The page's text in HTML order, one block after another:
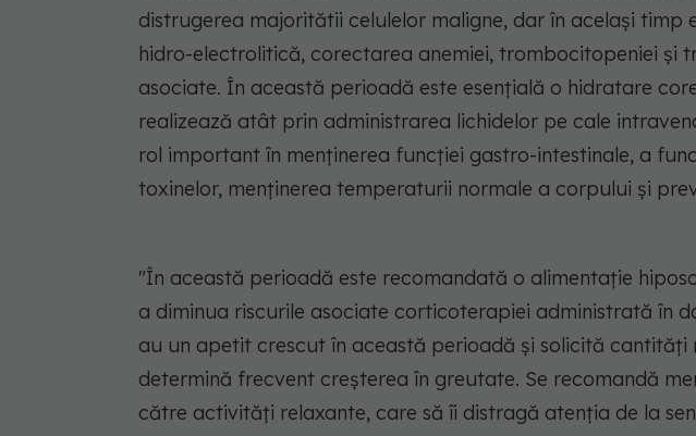
distrugerea majoritătii celulelor maligne, dar în același timp
hidro-electrolitică, corectarea anemiei, trombocitopeniei și
asociate. În această perioadă este esențială o hidratare
realizează atât prin administrarea lichidelor pe cale
rol important în menținerea funcției gastro-intestinale, a
toxinelor, menținerea temperaturii normale a corpului și
"În această perioadă este recomandată o alimentație
a diminua riscurile asociate corticoterapiei administrată în
au un apetit crescut în această perioadă și solicită cantități
determină frecvent creșterea în greutate. Se recomandă
către activități relaxante, care să îi distragă atenția de la